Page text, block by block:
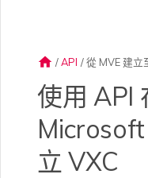
快速開始
設定 Megaport 帳戶
常見多雲連線情境
使用 Megaport 解決方案
現 MPLS 網路現代化
MACsec
IPsec
訂購交叉連接
訂購本地迴路
建立私有 VXC
遷移 VXC
路由指南
MCR 進階 VLAN 與路由功
MCR 備援
MVE 部署情境
MVE 位置
設定 IX
建立個人檔案
申請連線
監控 MCR
監控 MVE
管理個人檔案
設定電子郵件通知
Port 定價與合約條款
VXC 定價與合約條款
啟用計費市場
指派財務角色
建立並部署 VXC 至特定
vNIC
單一 Azure Peering
快速開始
建立 Megaport Terraform
Provider 設定檔
Port 與 VXC
聯繫支援
支援請求入口網站
home / API / 從 MVE 建立
使用 API
立 VXC